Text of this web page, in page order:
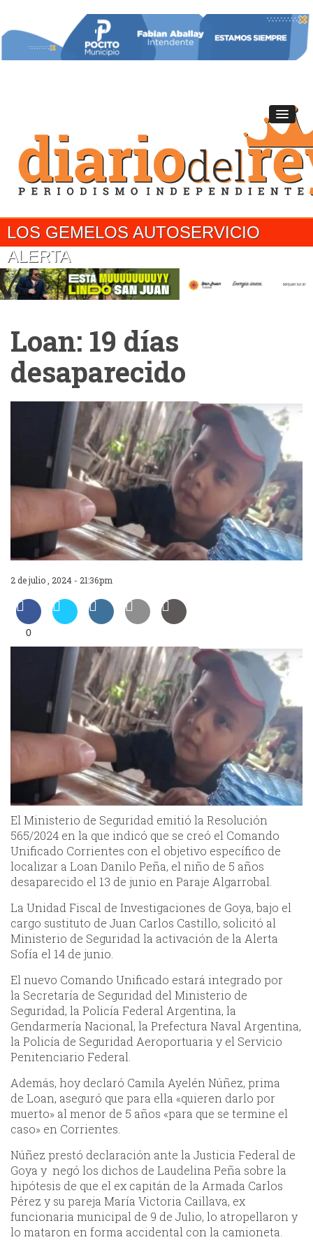
LOS GEMELOS AUTOSERVICIO
ALERTA
Loan: 19 días
desaparecido
2 de julio , 2024 - 21:36:pm
0
El Ministerio de Seguridad emitió la Resolución
565/2024 en la que indicó que se creó el Comando
Unificado Corrientes con el objetivo específico de
localizar a Loan Danilo Peña, el niño de 5 años
desaparecido el 13 de junio en Paraje Algarrobal.
La Unidad Fiscal de Investigaciones de Goya, bajo el
cargo sustituto de Juan Carlos Castillo, solicitó al
Ministerio de Seguridad la activación de la Alerta
Sofía el 14 de junio.
El nuevo Comando Unificado estará integrado por
la Secretaría de Seguridad del Ministerio de
Seguridad, la Policía Federal Argentina, la
Gendarmería Nacional, la Prefectura Naval Argentina,
la Policía de Seguridad Aeroportuaria y el Servicio
Penitenciario Federal.
Además, hoy declaró Camila Ayelén Núñez, prima
de Loan, aseguró que para ella «quieren darlo por
muerto» al menor de 5 años «para que se termine el
caso» en Corrientes.
Núñez prestó declaración ante la Justicia Federal de
Goya y negó los dichos de Laudelina Peña sobre la
hipótesis de que el ex capitán de la Armada Carlos
Pérez y su pareja María Victoria Caillava, ex
funcionaria municipal de 9 de Julio, lo atropellaron y
lo mataron en forma accidental con la camioneta.